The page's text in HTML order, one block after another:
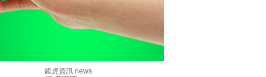
銀虎資訊 news